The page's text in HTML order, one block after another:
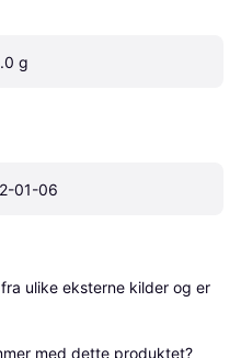
g
01-06
ulike eksterne kilder og er
med dette produktet?